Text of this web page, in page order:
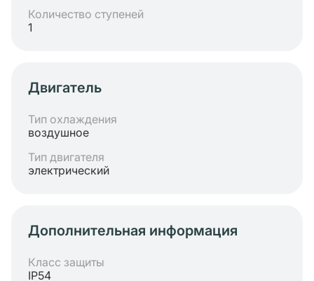
Количество ступеней
1
Двигатель
Тип охлаждения
воздушное
Тип двигателя
электрический
Дополнительная информация
Класс защиты
IP54